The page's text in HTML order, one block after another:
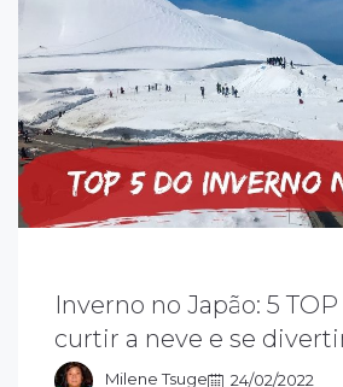
Inverno no Japão: 5
curtir a neve e se
Milene Tsuge
24/02/2022
não muito procurada pelos
é muito apreciada por amantes
de inverno e por quem ama
casaco.